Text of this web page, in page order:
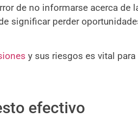
de no informarse acerca de
significar perder
y sus riesgos es vital para
efectivo